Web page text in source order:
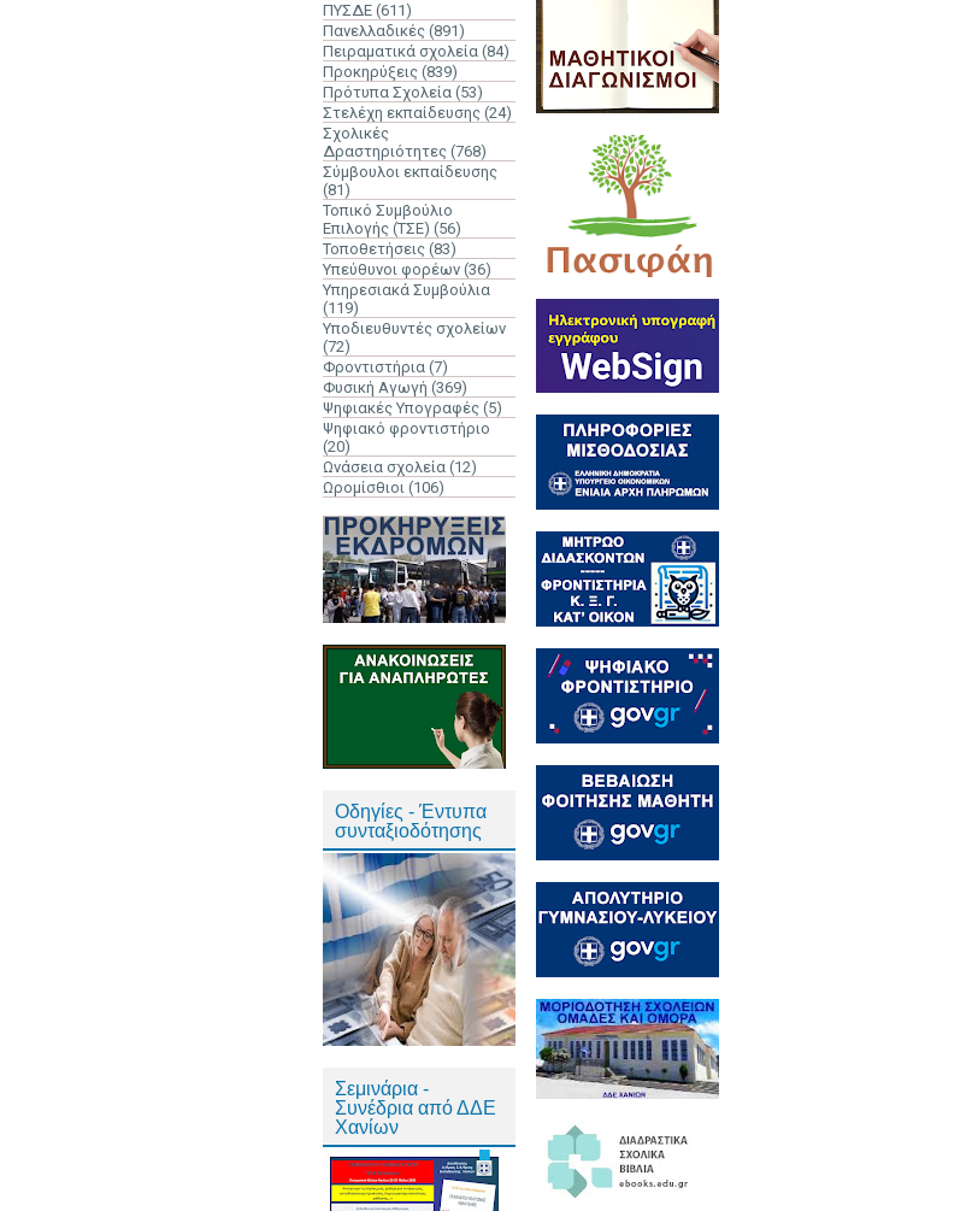
ΠΥΣΔΕ (611)
Πανελλαδικές (891)
Πειραματικά σχολεία (84)
Προκηρύξεις (839)
Πρότυπα Σχολεία (53)
Στελέχη εκπαίδευσης (24)
Σχολικές
Δραστηριότητες (768)
Σύμβουλοι εκπαίδευσης
(81)
Τοπικό Συμβούλιο
Επιλογής (ΤΣΕ) (56)
Τοποθετήσεις (83)
Υπεύθυνοι φορέων (36)
Υπηρεσιακά Συμβούλια
(119)
Υποδιευθυντές σχολείων
(72)
Φροντιστήρια (7)
Φυσική Αγωγή (369)
Ψηφιακές Υπογραφές (5)
Ψηφιακό φροντιστήριο
(20)
Ωνάσεια σχολεία (12)
Ωρομίσθιοι (106)
Οδηγίες - Έντυπα
συνταξιοδότησης
Σεμινάρια -
Συνέδρια από ΔΔΕ
Χανίων